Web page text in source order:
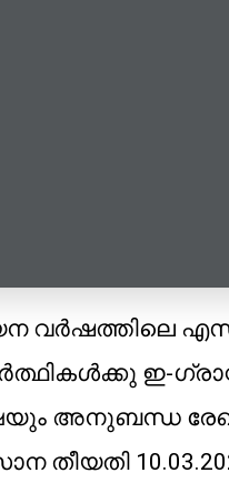
വർഷത്തിലെ
ഇ-
അനുബന്ധ
തീയതി